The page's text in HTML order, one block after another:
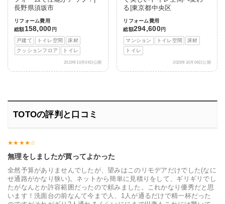
長野県須坂市
リフォーム費用
総額158,000 円
戸建て
トイレ空間
床材
クッションフロア
トイレ
2023年10月04日公開
る|東京都中央区
リフォーム費用
総額294,600円
マンション
トイレ空間
床材
トイレ
2023年10月04日公開
TOTOの評判と口コミ
無理をしましたが買ってよかった
全然予算がありませんでしたが、望みはこのリモデアだけでした(なに
せ通路がかなり狭い)。ネットから簡単に見積りをして、ギリギリでし
たがなんとか許容範囲だったので頼みました。これかなり優秀だと思
います！洗面台の前なんて今まで人、1人が通るだけで精一杯だった